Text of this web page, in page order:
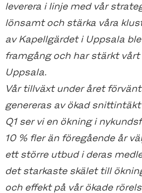
leverera i linje med vår
lönsamt och stärka våra
av Kapellgärdet i Uppsala
framgång och har stärkt
Uppsala.
Vår tillväxt under året
genereras av ökad
Q1 ser vi en ökning i
10 % fler än föregående år
ett större utbud i deras
det starkaste skälet till
och effekt på vår ökade